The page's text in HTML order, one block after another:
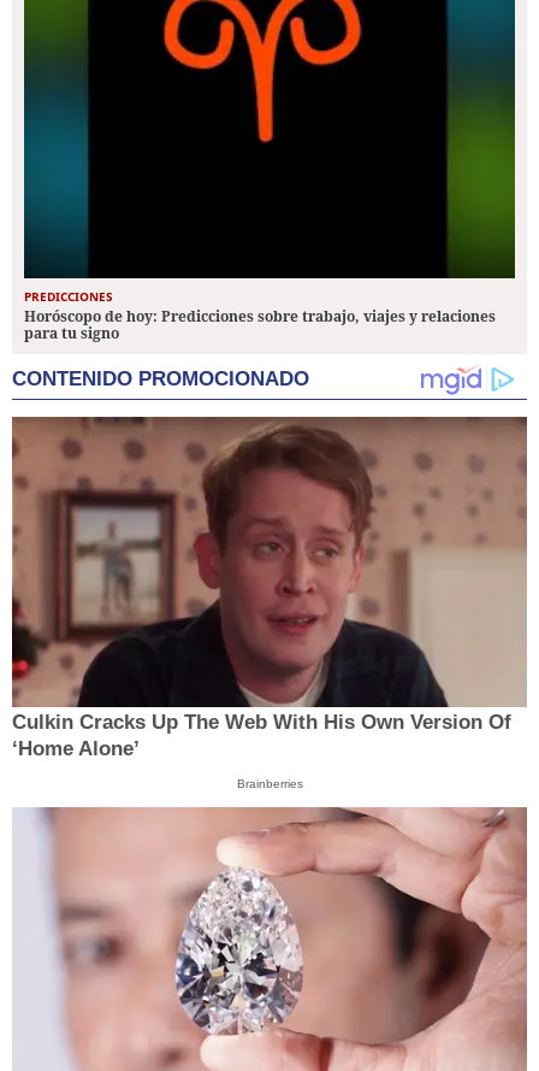
PREDICCIONES
Horóscopo de hoy: Predicciones sobre trabajo, viajes y relaciones
para tu signo
CONTENIDO PROMOCIONADO
Culkin Cracks Up The Web With His Own Version Of
‘Home Alone’
Brainberries